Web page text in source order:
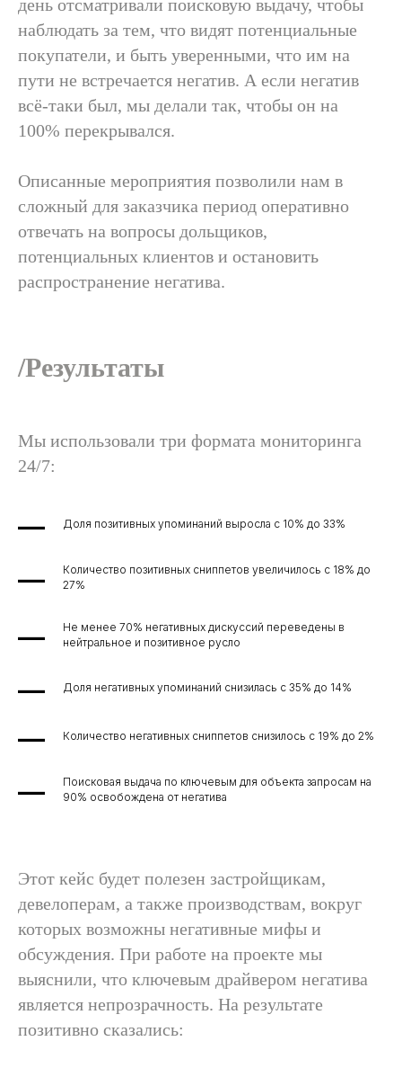
день отсматривали поисковую выдачу, чтобы
наблюдать за тем, что видят потенциальные
покупатели, и быть уверенными, что им на
пути не встречается негатив. А если негатив
всё-таки был, мы делали так, чтобы он на
100% перекрывался.
Описанные мероприятия позволили нам в
сложный для заказчика период оперативно
отвечать на вопросы дольщиков,
потенциальных клиентов и остановить
распространение негатива.
/Результаты
Мы использовали три формата мониторинга
24/7:
Доля позитивных упоминаний выросла с 10% до 33%
Количество позитивных сниппетов увеличилось с 18% до
27%
Не менее 70% негативных дискуссий переведены в
нейтральное и позитивное русло
Доля негативных упоминаний снизилась с 35% до 14%
Количество негативных сниппетов снизилось с 19% до 2%
Поисковая выдача по ключевым для объекта запросам на
90% освобождена от негатива
Этот кейс будет полезен застройщикам,
девелоперам, а также производствам, вокруг
которых возможны негативные мифы и
обсуждения. При работе на проекте мы
выяснили, что ключевым драйвером негатива
является непрозрачность. На результате
позитивно сказались:
/свяжитесь с нами,
чтобы
Заказать проект
Получить консультацию
Заказать корпоративное обучение